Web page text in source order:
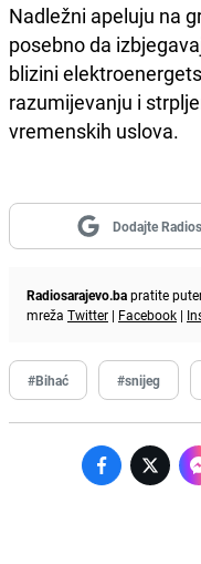
Nadležni apeluju na
posebno da
blizini
razumijevanju i
vremenskih uslova.
Dodajte
Radiosarajevo.bapratite
mreža Twitter | Facebook |
#Bihać #snijeg